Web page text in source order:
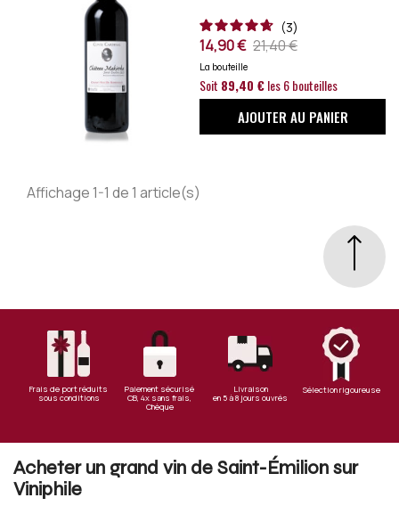
3
14,90 € 21,40 €
La bouteille
Soit 89,40 €les 6 bouteilles
AJOUTER AU PANIER
Affichage 1-1 de 1 article(s)
Frais de port réduits
sous conditions
Paiement sécurisé
CB, 4x sans frais,
Chèque
Livraison
en 5 à 8 jours ouvrés
Sélection rigoureuse
Acheter un grand vin de Saint-Émilion sur
Viniphile